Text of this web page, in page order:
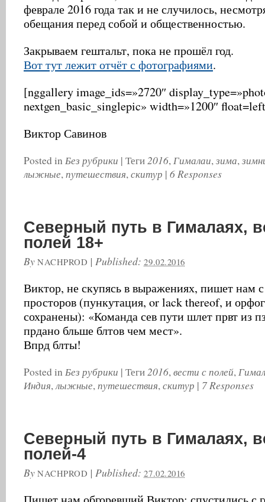
феврале 2016 года так и не случилось,
обещания перед собой и общественностью.
Закрываем гештальт, пока не прошёл год.
Вот тут лежит отчёт с фотографиями.
[nggallery image_ids=»2720″
nextgen_basic_singlepic» width=»1200″
Виктор Савинов
Posted inБез рубрики | Теги2016,Гималаи,зима,
лыжные,путешествия,скитур | 6 Responses
Северный путь в Гималаях,
полей 18+
By NACHPROD |Published:29.02.2016
Виктор, не скупясь в выражениях, пишет нам
просторов (пункутация, or lack thereof, и
сохранены): «Команда сев пути шлет првт из
прдано бльше блтов чем мест».
Впрд блты!
Posted inБез рубрики | Теги2016,вести с полей,
Индия,лыжные,путешествия,скитур | 7 Responses
Северный путь в Гималаях,
полей-4
By NACHPROD |Published:27.02.2016